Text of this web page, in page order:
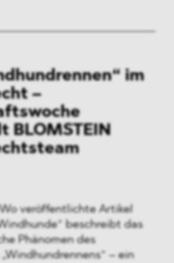
im
–
BLOMSTEIN
veröffentlichte Artikel
beschreibt das
Phänomen des
– ein